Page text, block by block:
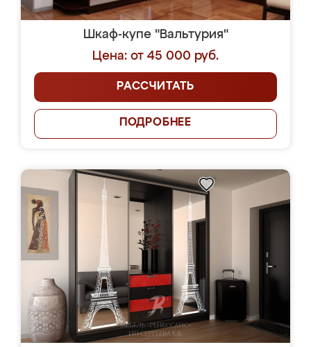
Шкаф-купе "Вальтурия"
Цена: от 45 000 руб.
РАССЧИТАТЬ
ПОДРОБНЕЕ